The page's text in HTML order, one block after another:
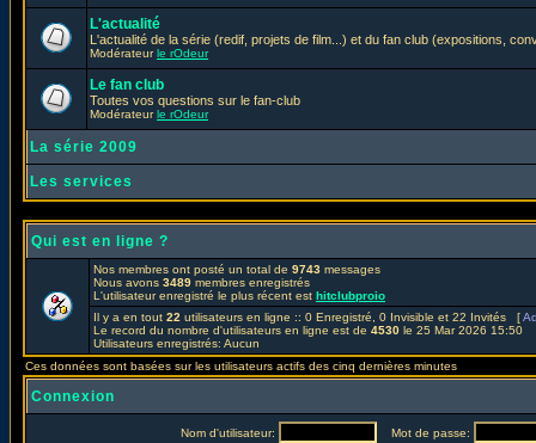
L'actualité
L'actualité de la série (redif, projets de film...) et du fan club (expositions,
Modérateurle rOdeur
Le fan club
Toutes vos questions sur le fan-club
Modérateurle rOdeur
La série 2009
Les services
Qui est en ligne ?
Nos membres ont posté un total de 9743 messages
Nous avons 3489 membres enregistrés
L'utilisateur enregistré le plus récent est hitclubproio
Il y a en tout 22 utilisateurs en ligne :: 0 Enregistré, 0 Invisible et 22 Invités [
Le record du nombre d'utilisateurs en ligne est de 4530 le 25 Mar 2026 15:50
Utilisateurs enregistrés: Aucun
Ces données sont basées sur les utilisateurs actifs des cinq dernières minutes
Connexion
Nom d'utilisateur: Mot de passe: